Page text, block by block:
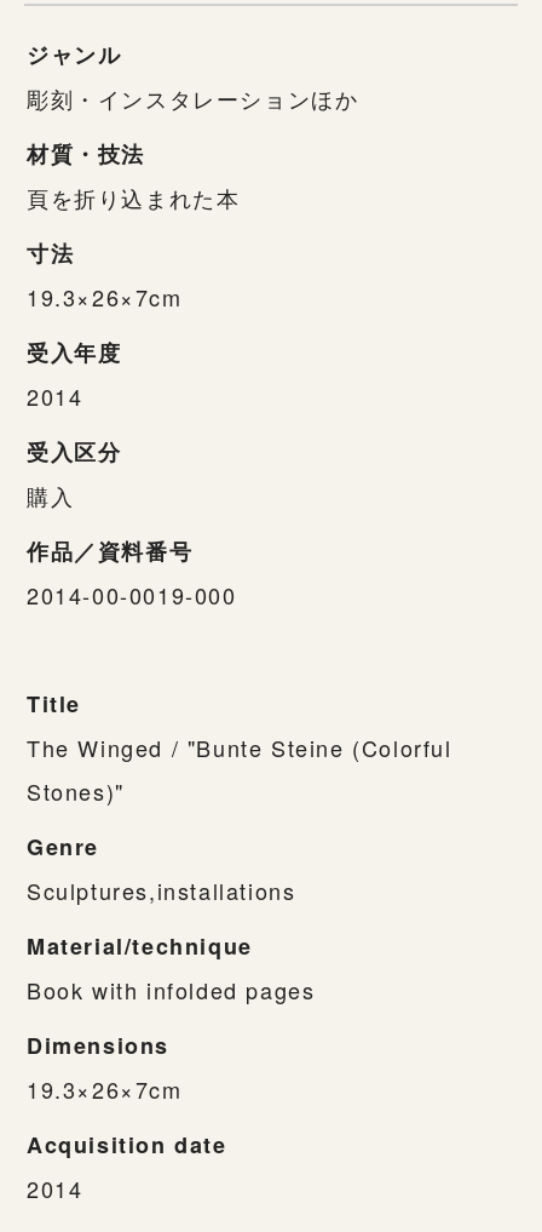
ジャンル
彫刻・インスタレーションほか
材質・技法
頁を折り込まれた本
寸法
19.3×26×7cm
受入年度
2014
受入区分
購入
作品／資料番号
2014-00-0019-000
Title
The Winged / "Bunte Steine (Colorful
Stones)"
Genre
Sculptures,installations
Material/technique
Book with infolded pages
Dimensions
19.3×26×7cm
Acquisition date
2014